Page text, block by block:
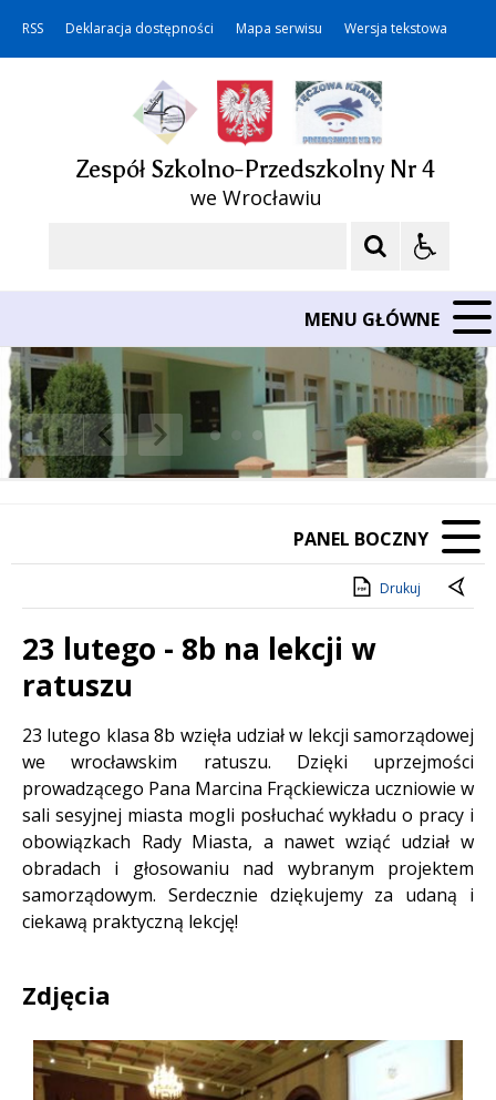
RSS Deklaracja dostępności Mapa serwisu Wersja tekstowa
Zespół Szkolno-Przedszkolny Nr 4
we Wrocławiu
MENU GŁÓWNE
Poprzedni Element
Następny Element
❚❚
PANEL BOCZNY
Drukuj
23 lutego - 8b na lekcji w
ratuszu
Treść
23 lutego klasa 8b wzięła udział w lekcji samorządowej
we wrocławskim ratuszu. Dzięki uprzejmości
prowadzącego Pana Marcina Frąckiewicza uczniowie w
sali sesyjnej miasta mogli posłuchać wykładu o pracy i
obowiązkach Rady Miasta, a nawet wziąć udział w
obradach i głosowaniu nad wybranym projektem
samorządowym. Serdecznie dziękujemy za udaną i
ciekawą praktyczną lekcję!
Zdjęcia